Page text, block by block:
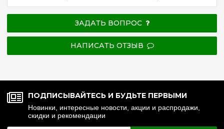
ЗАДАТЬ ВОПРОС
НАПИСАТЬ ОТЗЫВ
ПОДПИСЫВАЙТЕСЬ И БУДЬТЕ ПЕРВЫМИ
Новинки, интересные новости, акции и распродажи,
скидки и рекомендации